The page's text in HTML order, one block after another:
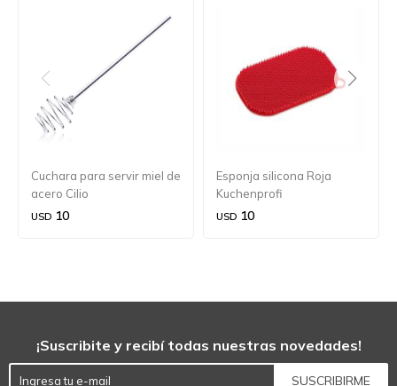
Cuchara para servir miel de
acero Cilio
USD 10
Esponja silicona Roja
Kuchenprofi
USD 10
¡Suscribite y recibí todas nuestras novedades!
SUSCRIBIRME